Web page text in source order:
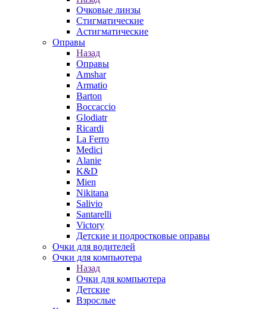
Очковые линзы
Стигматические
Астигматические
Оправы
Назад
Оправы
Amshar
Armatio
Barton
Boccaccio
Glodiatr
Ricardi
La Ferro
Medici
Alanie
K&D
Mien
Nikitana
Salivio
Santarelli
Victory
Детские и подростковые оправы
Очки для водителей
Очки для компьютера
Назад
Очки для компьютера
Детские
Взрослые